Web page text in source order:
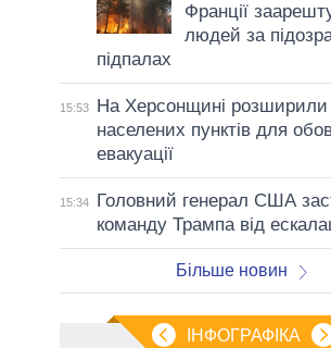
Франції
людей за
підпалах
15:53
На Херсонщині розширили
населених пунктів для
евакуації
15:34
Головний генерал США
команду Трампа від
Більше новин
ІНФОГРАФІКА